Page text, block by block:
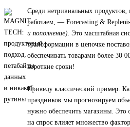
Среди нетривиальных
работаем, — Forecasting &
и пополнение). Это масштабная
трансформации в цепочке
обеспечивать товарами более 30
короткие сроки!
Приведу классический пример.
праздников мы прогнозируем
нужно обеспечить магазины. Это
на спрос влияет множество